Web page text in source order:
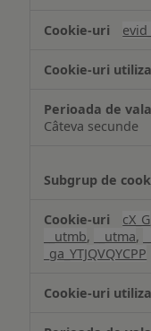
Câteva secunde
cX_G
__utmb, __utma,
_ga_YTJQVQYCPP